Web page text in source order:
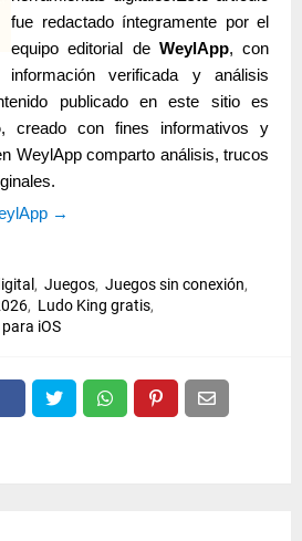
fue redactado íntegramente por el
equipo editorial de WeylApp, con
información verificada y análisis
publicado en este sitio es
, creado con fines informativos y
WeylApp comparto análisis, trucos
→
Juegos Juegos sin conexión
Ludo King gratis
iOS